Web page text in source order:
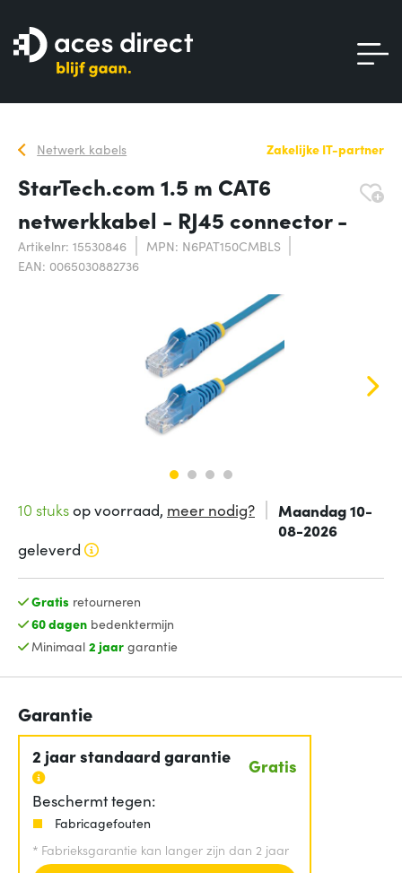
Netwerk kabels Zakelijke IT-partner
StarTech.com 1.5 m CAT6
netwerkkabel - RJ45 connector -
Artikelnr: 15530846
MPN: N6PAT150CMBLS
EAN: 0065030882736
10 stuksop voorraad, meer nodig?
Maandag 10-
08-2026
geleverd
Gratis retourneren
60 dagenbedenktermijn
Minimaal 2 jaargarantie
Garantie
2 jaar standaard garantie Gratis
Beschermt tegen:
Fabricagefouten
* Fabrieksgarantie kan langer zijn dan 2 jaar